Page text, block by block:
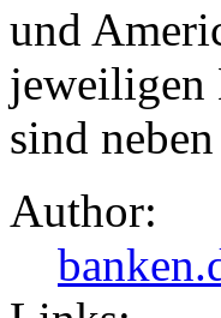
und
jeweiligen
sind
Author: